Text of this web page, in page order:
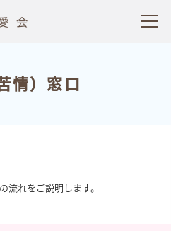
情）窓口
流れをご説明します。